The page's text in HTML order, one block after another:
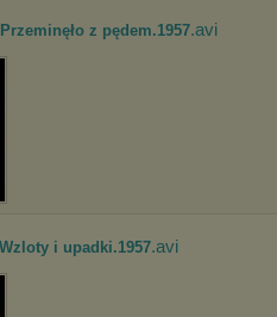
z pędem.1957.avi
i upadki.1957.avi